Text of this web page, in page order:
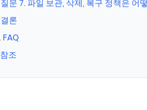
질문 7. 파일 보관, 삭제, 복구 정책은 어
결론
FAQ
참조